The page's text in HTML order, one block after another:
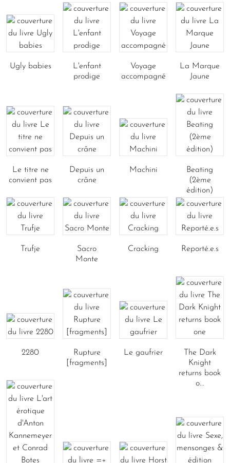
Ugly babies
L'enfant
prodige
Voyage
accompagné
La Marque
Jaune
Le titre ne
convient pas
Depuis un
crâne
Machini
Beating
(2ème
édition)
Trufje
Sacro
Monte
Cracking Reporté.e.s
2280
Rupture
[fragments]
Le gaufrier
The Dark
Knight
returns book
o...